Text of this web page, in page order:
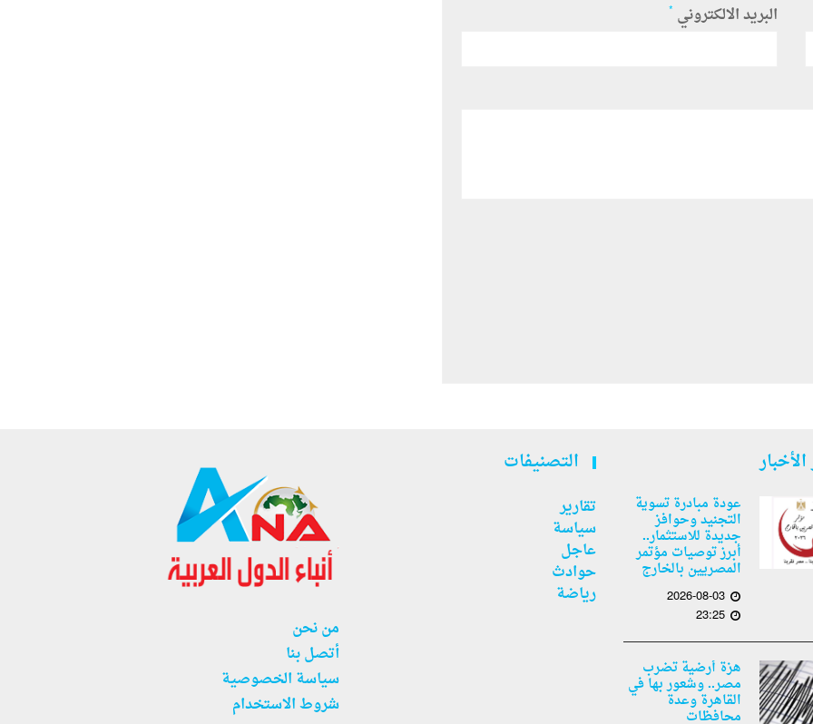
البريد الالكتروني *
عودة مبادرة تسوية
التجنيد وحوافز
جديدة للاستثمار..
أبرز توصيات مؤتمر
المصريين بالخارج
2026-08-03
23:25
هزة أرضية تضرب
مصر.. وشعور بها في
القاهرة وعدة
محافظات
التصنيفات
تقارير
سياسة
عاجل
حوادث
رياضة
من نحن
أتصل بنا
سياسة الخصوصية
شروط الاستخدام